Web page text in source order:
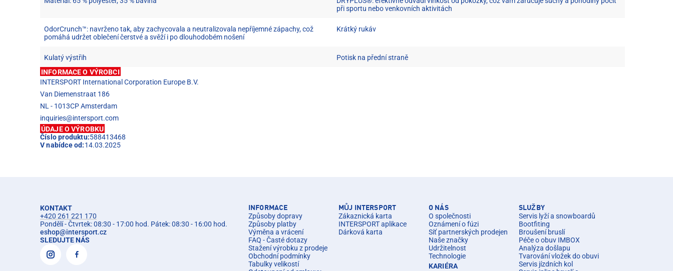
při sportu nebo venkovních aktivitách
OdorCrunch™: navrženo tak, aby zachycovala a neutralizovala nepříjemné zápachy, což
pomáhá udržet oblečení čerstvé a svěží i po dlouhodobém nošení
Krátký rukáv
Kulatý výstřih
Potisk na přední straně
INFORMACE O VÝROBCI
INTERSPORT International Corporation Europe B.V.
Van Diemenstraat 186
NL - 1013CP Amsterdam
inquiries@intersport.com
ÚDAJE O VÝROBKU
Číslo produktu:588413468
V nabídce od:14.03.2025
KONTAKT
+420 261 221 170
Pondělí - Čtvrtek: 08:30 - 17:00 hod. Pátek: 08:30 - 16:00 hod.
eshop@intersport.cz
SLEDUJTE NÁS
INFORMACE
Způsoby dopravy
Způsoby platby
Výměna a vrácení
FAQ - Časté dotazy
Stažení výrobku z prodeje
Obchodní podmínky
Tabulky velikostí
MŮJ INTERSPORT
Zákaznická karta
INTERSPORT aplikace
Dárková karta
O NÁS
O společnosti
Oznámení o fúzi
Síť partnerských prodejen
Naše značky
Udržitelnost
Technologie
KARIÉRA
SLUŽBY
Servis lyží a snowboardů
Bootfiting
Broušení bruslí
Péče o obuv IMBOX
Analýza došlapu
Tvarování vložek do obuvi
Servis jízdních kol